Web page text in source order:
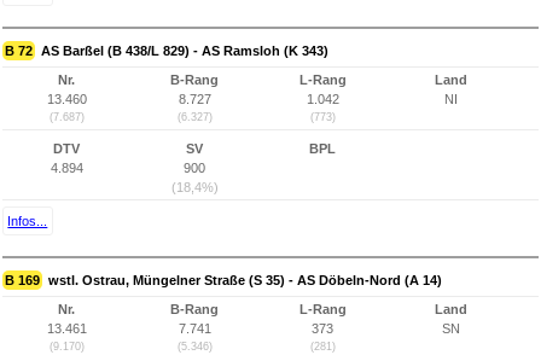
B 72 AS Barßel (B 438/L 829) - AS Ramsloh (K 343)
Nr.
13.460
(7.687)
B-Rang
8.727
(6.327)
L-Rang
1.042
(773)
Land
NI
DTV
4.894
SV
900
(18,4%)
BPL
Infos...
B 169 wstl. Ostrau, Müngelner Straße (S 35) - AS Döbeln-Nord (A 14)
Nr.
13.461
(9.170)
B-Rang
7.741
(5.346)
L-Rang
373
(281)
Land
SN